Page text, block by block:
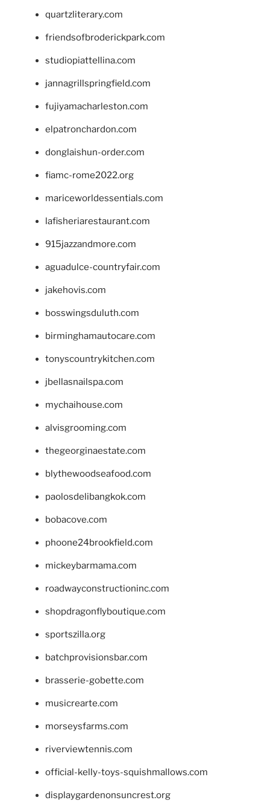
quartzliterary.com
friendsofbroderickpark.com
studiopiattellina.com
jannagrillspringfield.com
fujiyamacharleston.com
elpatronchardon.com
donglaishun-order.com
fiamc-rome2022.org
mariceworldessentials.com
lafisheriarestaurant.com
915jazzandmore.com
aguadulce-countryfair.com
jakehovis.com
bosswingsduluth.com
birminghamautocare.com
tonyscountrykitchen.com
jbellasnailspa.com
mychaihouse.com
alvisgrooming.com
thegeorginaestate.com
blythewoodseafood.com
paolosdelibangkok.com
bobacove.com
phoone24brookfield.com
mickeybarmama.com
roadwayconstructioninc.com
shopdragonflyboutique.com
sportszilla.org
batchprovisionsbar.com
brasserie-gobette.com
musicrearte.com
morseysfarms.com
riverviewtennis.com
official-kelly-toys-squishmallows.com
displaygardenonsuncrest.org